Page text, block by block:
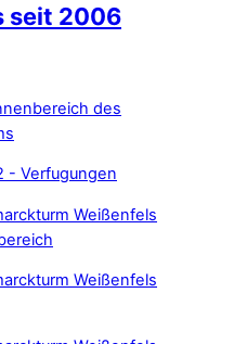
seit 2006